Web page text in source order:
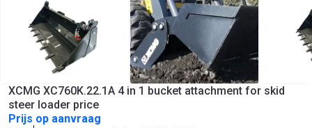
XCMG XC760K.22.1A 4 in 1 bucket attachment for skid
steer loader price
Prijs op aanvraag